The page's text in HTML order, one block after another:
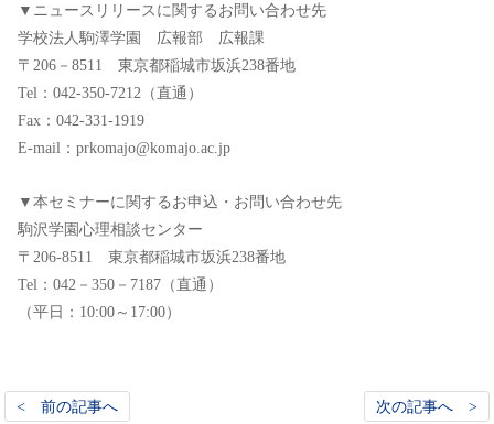
▼ニュースリリースに関するお問い合わせ先
学校法人駒澤学園 広報部 広報課
〒206－8511 東京都稲城市坂浜238番地
Tel：042-350-7212（直通）
Fax：042-331-1919
E-mail：prkomajo@komajo.ac.jp
▼本セミナーに関するお申込・お問い合わせ先
駒沢学園心理相談センター
〒206-8511 東京都稲城市坂浜238番地
Tel：042－350－7187（直通）
（平日：10:00～17:00）
< 前の記事へ 次の記事へ >